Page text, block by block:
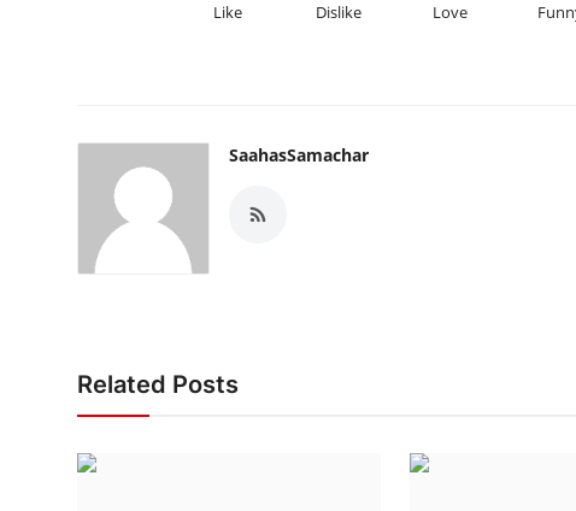
Like Dislike Love
SaahasSamachar
Related Posts